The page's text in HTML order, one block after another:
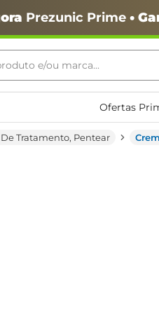
Prezunic Prime•
e/ou marca...
Ofertas
De Tratamento, Pentear